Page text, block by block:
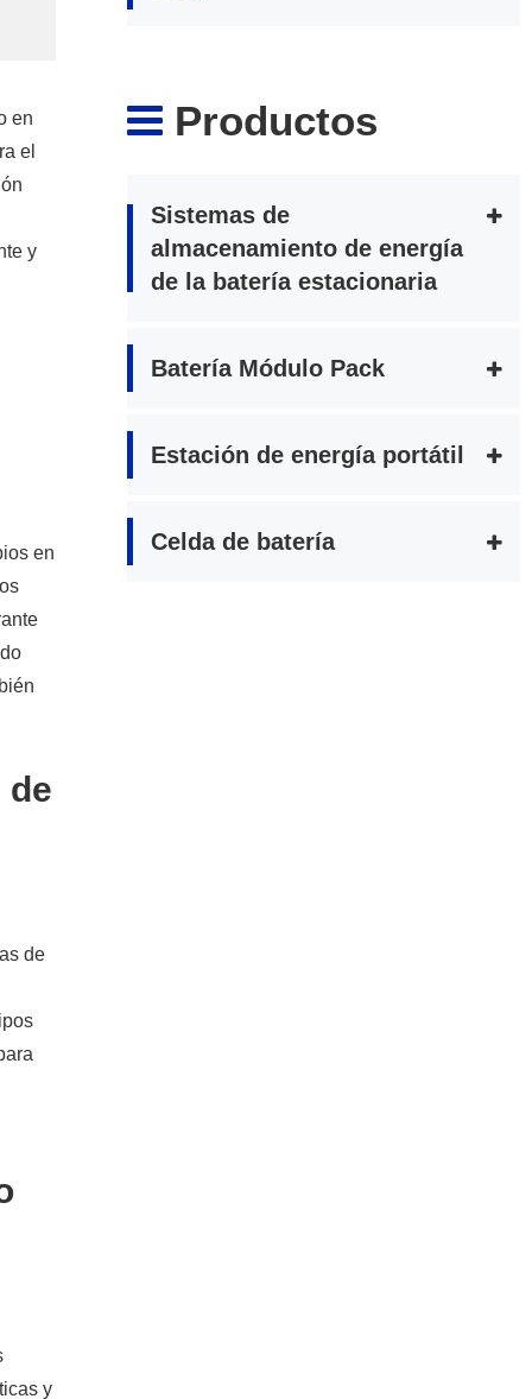
en
el
y
en
de
de
y
Productos
Sistemas de
almacenamiento de energía
de la batería estacionaria
Batería Módulo Pack
Estación de energía portátil
Celda de batería